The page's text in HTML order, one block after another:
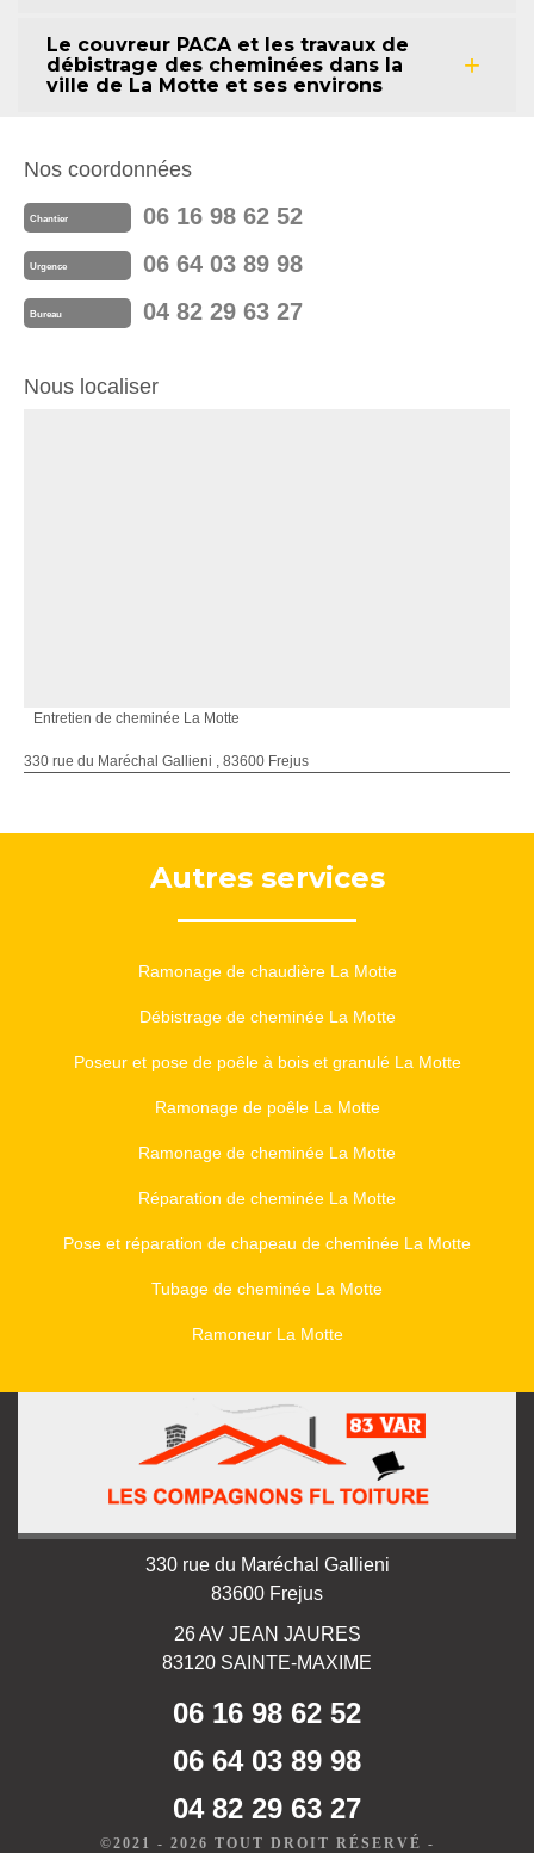
Le couvreur PACA et les travaux de
débistrage des cheminées dans la
ville de La Motte et ses environs
Nos coordonnées
Chantier 06 16 98 62 52
Urgence 06 64 03 89 98
Bureau 04 82 29 63 27
Nous localiser
Entretien de cheminée La Motte
330 rue du Maréchal Gallieni , 83600 Frejus
Autres services
Ramonage de chaudière La Motte
Débistrage de cheminée La Motte
Poseur et pose de poêle à bois et granulé La Motte
Ramonage de poêle La Motte
Ramonage de cheminée La Motte
Réparation de cheminée La Motte
Pose et réparation de chapeau de cheminée La Motte
Tubage de cheminée La Motte
Ramoneur La Motte
330 rue du Maréchal Gallieni
83600 Frejus
26 AV JEAN JAURES
83120 SAINTE-MAXIME
06 16 98 62 52
06 64 03 89 98
04 82 29 63 27
©2021 - 2026 TOUT DROIT RÉSERVÉ -